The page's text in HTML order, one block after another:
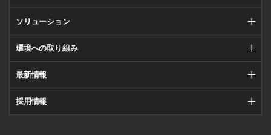
ソリューション
環境への取り組み
最新情報
採用情報